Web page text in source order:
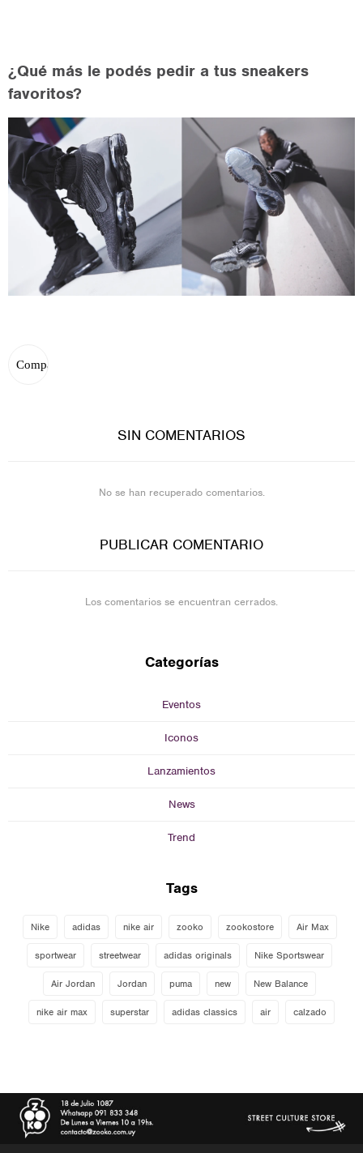
¿Qué más le podés pedir a tus sneakers
favoritos?
SIN COMENTARIOS
No se han recuperado comentarios.
PUBLICAR COMENTARIO
Los comentarios se encuentran cerrados.
Categorías
Eventos
Iconos
Lanzamientos
News
Trend
Tags
Nike adidas nike air zooko zookostore Air Max
sportwear streetwear adidas originals Nike Sportswear
Air Jordan Jordan puma new New Balance
nike air max superstar adidas classics air calzado